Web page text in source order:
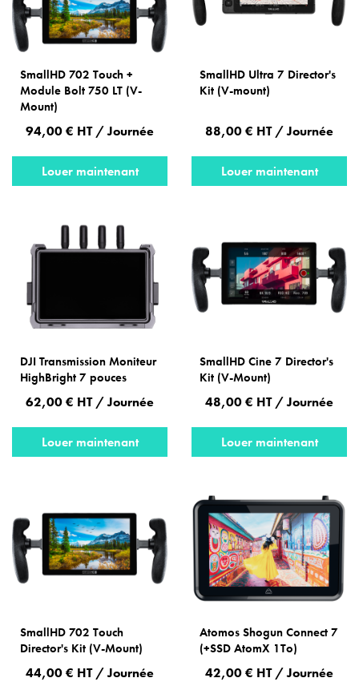
SmallHD 702 Touch +
Module Bolt 750 LT (V-
Mount)
94,00 € HT / Journée
Louer maintenant
SmallHD Ultra 7 Director's
Kit (V-mount)
88,00 € HT / Journée
Louer maintenant
DJI Transmission Moniteur
HighBright 7 pouces
62,00 € HT / Journée
Louer maintenant
SmallHD Cine 7 Director's
Kit (V-Mount)
48,00 € HT / Journée
Louer maintenant
SmallHD 702 Touch
Director's Kit (V-Mount)
44,00 € HT / Journée
Atomos Shogun Connect 7
(+SSD AtomX 1To)
42,00 € HT / Journée